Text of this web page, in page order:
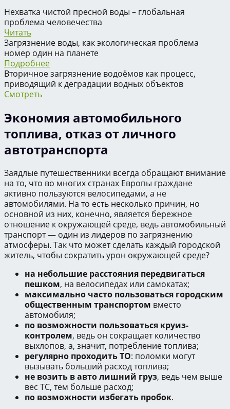
Нехватка чистой пресной воды – глобальная
проблема человечества
Читать
Загрязнение воды, как экологическая проблема
номер один на планете
Подробнее
Вторичное загрязнение водоёмов как процесс,
приводящий к деградации водных объектов
Смотреть
Экономия автомобильного
топлива, отказ от личного
автотранспорта
Заядлые путешественники всегда обращают внимание
на то, что во многих странах Европы граждане
активно пользуются велосипедами, а не
автомобилями. На то есть несколько причин, но
основной из них, конечно, является бережное
отношение к окружающей среде, ведь автомобильный
транспорт — один из лидеров по загрязнению
атмосферы. Так что может сделать каждый городской
житель, чтобы сократить урон окружающей среде?
на небольшие расстояния передвигаться
пешком, на велосипедах или самокатах;
максимально часто пользоваться городским
общественным транспортом вместо
автомобиля;
по возможности пользоваться круиз-
контролем, ведь он сокращает количество
выхлопов, а, значит, потребление топлива;
регулярно проходить ТО: поломки могут
вызывать больший расход топлива;
не возить в авто лишний груз, ведь чем выше
вес ТС, тем больше расход;
по возможности избегать пробок.